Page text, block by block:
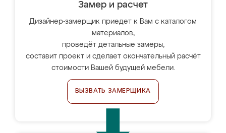
Замер и расчет
Дизайнер-замерщик приедет к Вам с каталогом
материалов,
проведёт детальные замеры,
составит проект и сделает окончательный расчёт
стоимости Вашей будущей мебели.
ВЫЗВАТЬ ЗАМЕРЩИКА